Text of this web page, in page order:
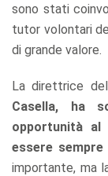
sono stati
tutor volontari
di grande valore.
La direttrice
Casella, ha
opportunità
essere sempre
importante, ma